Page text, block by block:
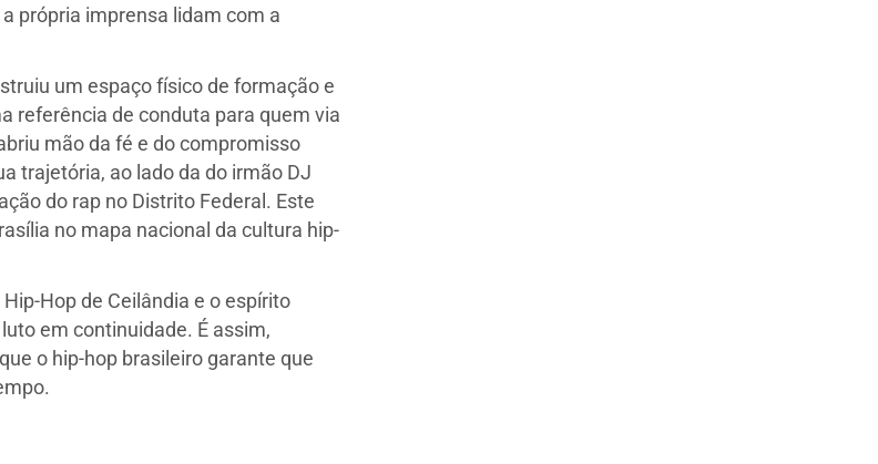
própria imprensa lidam com a
um espaço físico de formação e
referência de conduta para quem via
mão da fé e do compromisso
trajetória, ao lado da do irmão DJ
do rap no Distrito Federal. Este
no mapa nacional da cultura hip-
Hop de Ceilândia e o espírito
em continuidade. É assim,
o hip-hop brasileiro garante que